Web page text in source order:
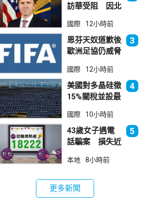
訪華受阻 因北
售
國際 12小時前
恩芬天奴道歉後
歐洲足協仍威脅
事
3
國際 12小時前
美國對多晶硅徵
15%關稅並設最
克：中國無法再
傾銷
4
國際 10小時前
43歲女子遇電
話騙案 損失近
5
本地 8小時前
更多新聞